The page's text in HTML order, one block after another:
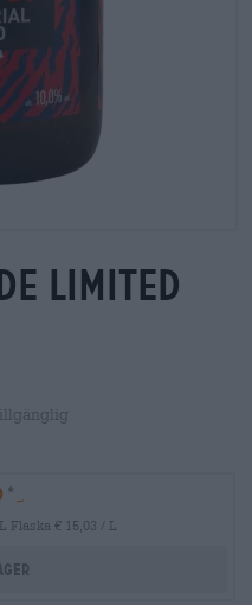
limited
Flaska € 15,03 / L